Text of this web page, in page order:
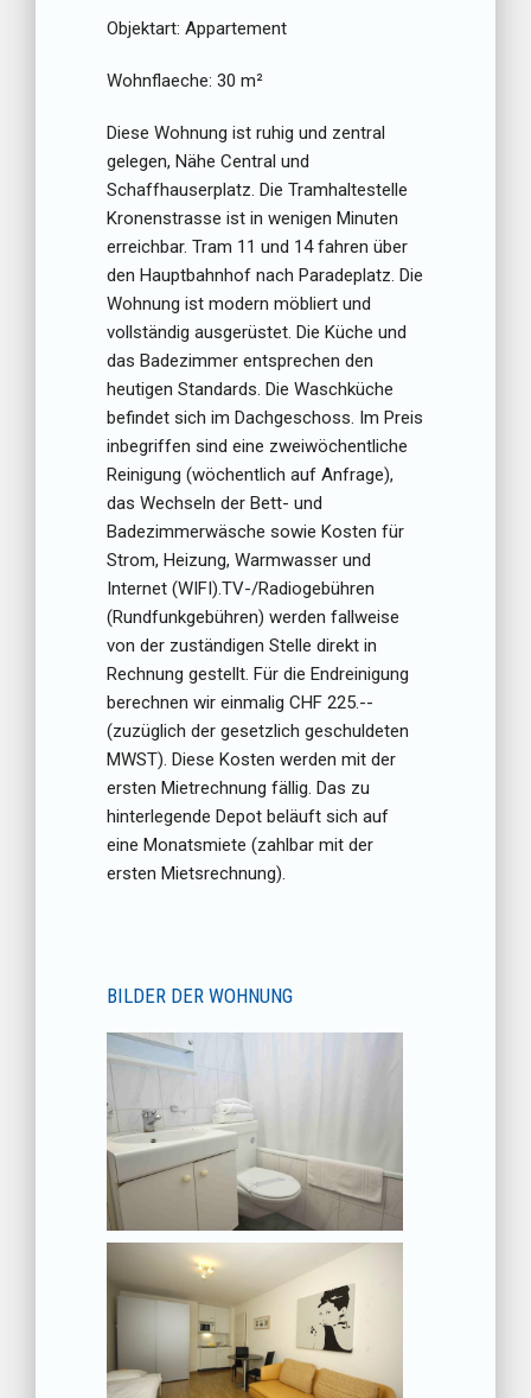
Objektart: Appartement
Wohnflaeche: 30 m²
Diese Wohnung ist ruhig und zentral
gelegen, Nähe Central und
Schaffhauserplatz. Die Tramhaltestelle
Kronenstrasse ist in wenigen Minuten
erreichbar. Tram 11 und 14 fahren über
den Hauptbahnhof nach Paradeplatz. Die
Wohnung ist modern möbliert und
vollständig ausgerüstet. Die Küche und
das Badezimmer entsprechen den
heutigen Standards. Die Waschküche
befindet sich im Dachgeschoss. Im Preis
inbegriffen sind eine zweiwöchentliche
Reinigung (wöchentlich auf Anfrage),
das Wechseln der Bett- und
Badezimmerwäsche sowie Kosten für
Strom, Heizung, Warmwasser und
Internet (WIFI).TV-/Radiogebühren
(Rundfunkgebühren) werden fallweise
von der zuständigen Stelle direkt in
Rechnung gestellt. Für die Endreinigung
berechnen wir einmalig CHF 225.--
(zuzüglich der gesetzlich geschuldeten
MWST). Diese Kosten werden mit der
ersten Mietrechnung fällig. Das zu
hinterlegende Depot beläuft sich auf
eine Monatsmiete (zahlbar mit der
ersten Mietsrechnung).
BILDER DER WOHNUNG